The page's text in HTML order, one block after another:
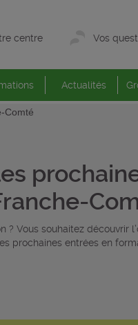
centre Vos
Actualités
Comté
? Vous souhaitez découvrir
prochaines entrées en